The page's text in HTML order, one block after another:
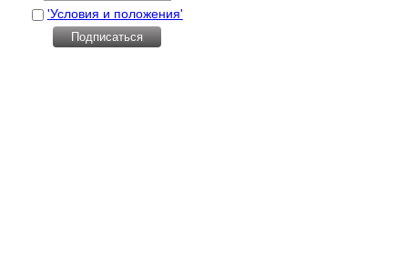
'Условия и положения'